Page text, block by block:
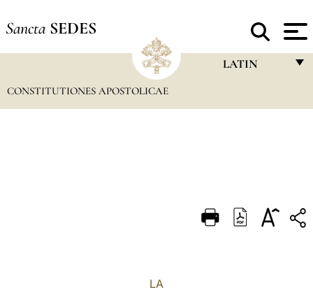
Sancta SEDES
LATIN
DEUTSCH
CONSTITUTIONES APOSTOLICAE
LA